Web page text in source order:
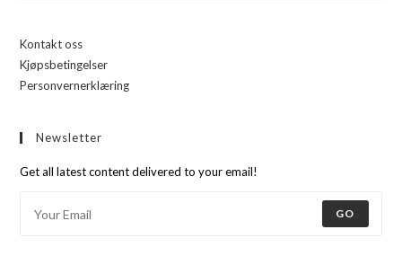
Kontakt oss
Kjøpsbetingelser
Personvernerklæring
Newsletter
Get all latest content delivered to your email!
GO